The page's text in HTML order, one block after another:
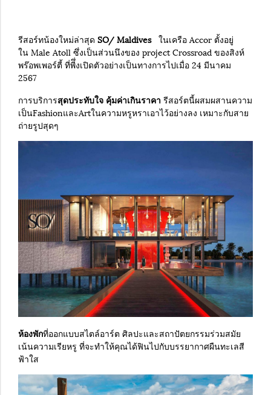
รีสอร์ทน้องใหม่ล่าสุด SO/ Maldives ในเครือ Accor ตั้งอยู่
ใน Male Atoll ซึ่งเป็นส่วนนึงของ project Crossroad ของสิงห์
พร๊อพเพอร์ตี้ ที่พีึ่งเปิดตัวอย่างเป็นทางการไปเมื่อ 24 มีนาคม
2567
การบริการสุดประทับใจ คุ้มค่าเกินราคา รีสอร์ตนี้ผสมผสานความ
เป็นFashionและArtในความหรูหราเอาไว้อย่างลง เหมาะกับสาย
ถ่ายรูปสุดๆ
ห้องพักที่ออกแบบสไตล์อาร์ต ศิลปะและสถาปัตยกรรมร่วมสมัย
เน้นความเรียหรู ที่จะทำให้คุณได้ฟินไปกับบรรยากาศผืนทะเลสี
ฟ้าใส